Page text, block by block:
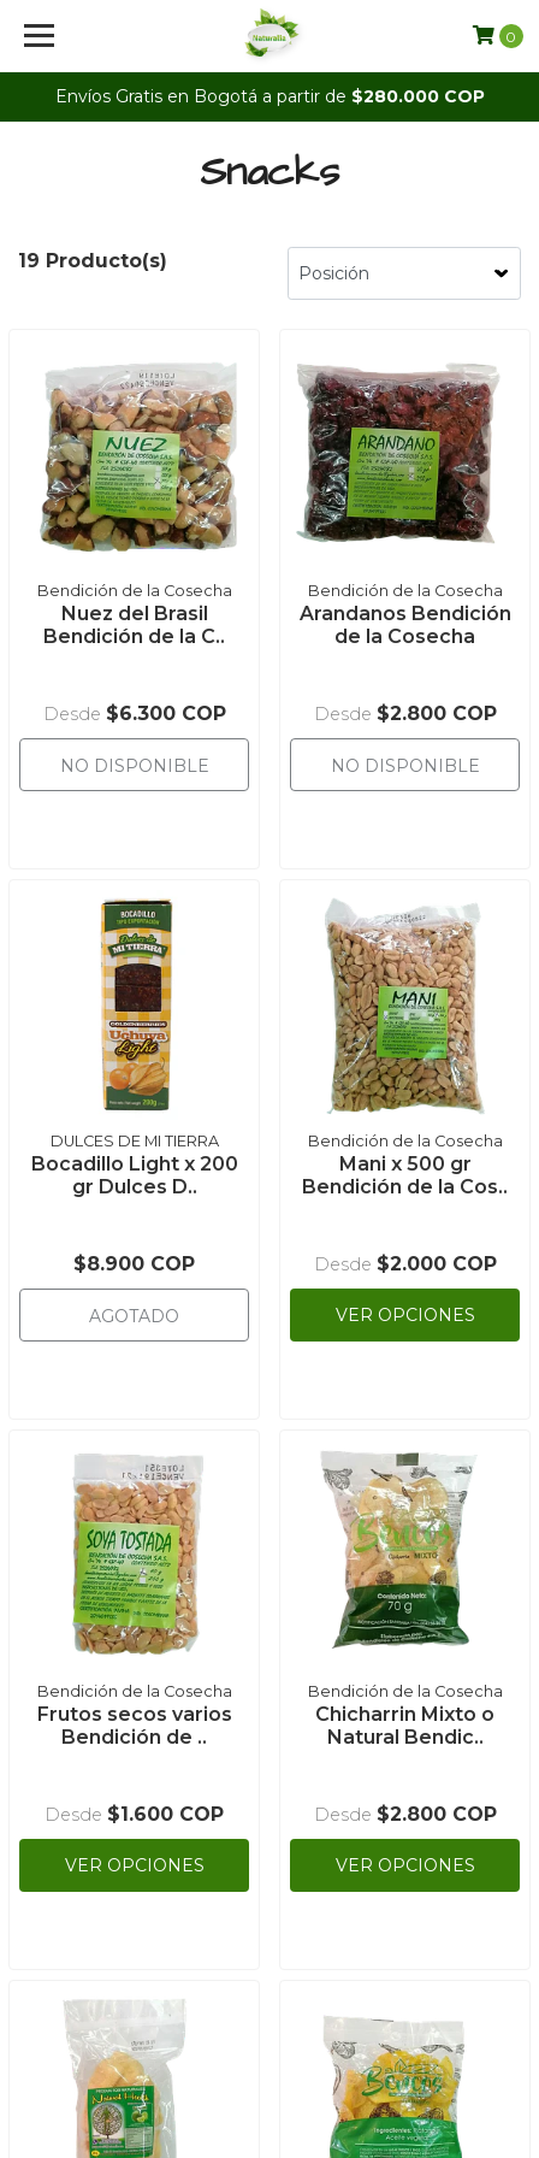
Envíos Gratis en Bogotá a partir de $280.000 COP
0
Snacks
19 Producto(s)
Bendición de la Cosecha
Nuez del Brasil
Bendición de la C..
Desde $6.300 COP
NO DISPONIBLE
Bendición de la Cosecha
Arandanos Bendición
de la Cosecha
Desde $2.800 COP
NO DISPONIBLE
DULCES DE MI TIERRA
Bocadillo Light x 200
gr Dulces D..
$8.900 COP
AGOTADO
Bendición de la Cosecha
Mani x 500 gr
Bendición de la Cos..
Desde $2.000 COP
VER OPCIONES
Bendición de la Cosecha
Frutos secos varios
Bendición de ..
Desde $1.600 COP
VER OPCIONES
Bendición de la Cosecha
Chicharrin Mixto o
Natural Bendic..
Desde $2.800 COP
VER OPCIONES